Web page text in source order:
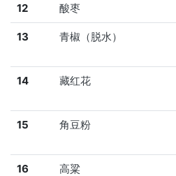
12 酸枣
13 青椒（脱水）
14 藏红花
15 角豆粉
16 高粱